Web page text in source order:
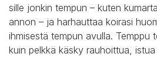
sille jonkin tempun – kuten
annon – ja harhauttaa koirasi
ihmisestä tempun avulla. Temppu
kuin pelkkä käsky rauhoittua,